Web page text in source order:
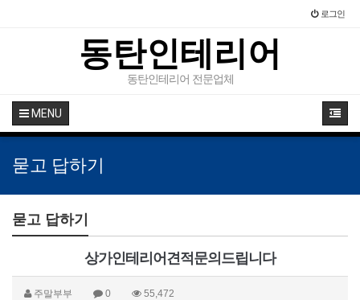
로그인
동탄인테리어
동탄인테리어 전문업체
MENU
묻고 답하기
묻고 답하기
상가인테리어견적문의드립니다
주말부부 0 55,472